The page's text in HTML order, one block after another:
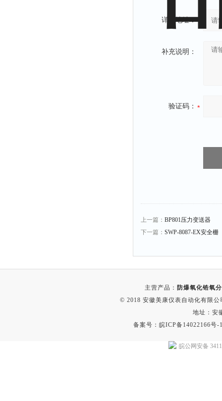
详细地址：
补充说明：
验证码：
上一篇： BP801压力变送器
下一篇： SWP-8087-EX安全栅
主营产品： 防爆氧化锆氧
© 2018 安徽美康仪表自动化有限
地址：安
备案号：皖ICP备14022166号-
皖公网安备